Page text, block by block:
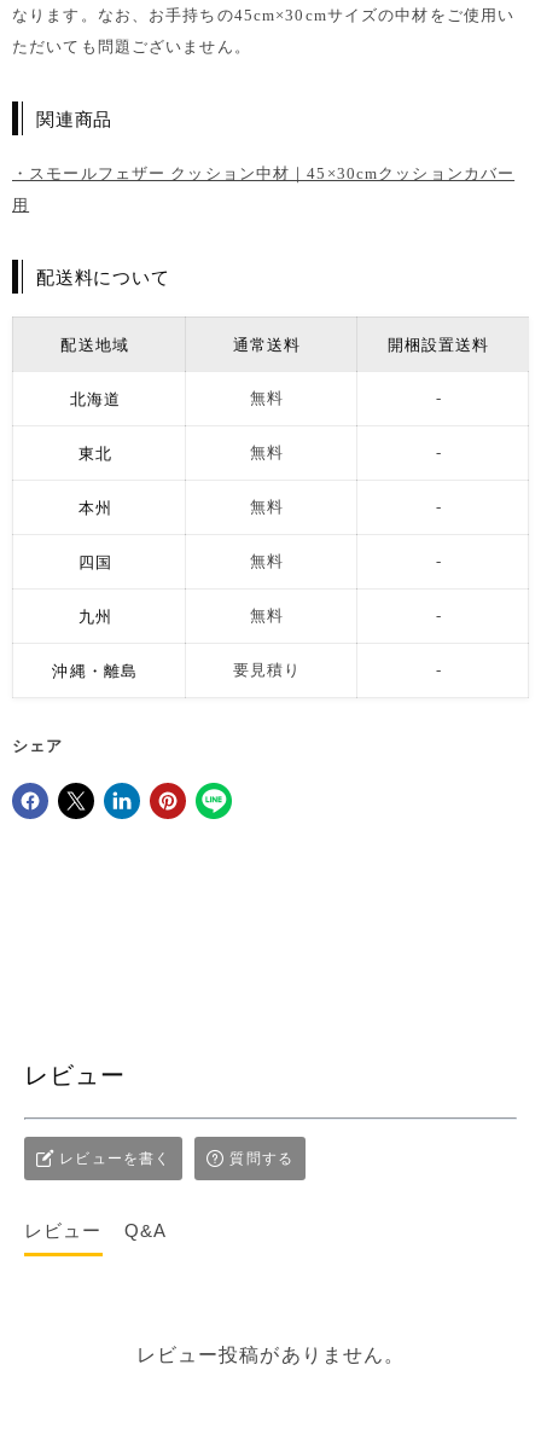
なります。なお、お手持ちの45cm×30cmサイズの中材をご使用い
ただいても問題ございません。
関連商品
・スモールフェザー クッション中材｜45×30cmクッションカバー
用
配送料について
配送地域 通常送料 開梱設置送料
北海道 無料 -
東北 無料 -
本州 無料 -
四国 無料 -
九州 無料 -
沖縄・離島 要見積り -
シェア
レビュー
レビューを書く 質問する
レビュー Q&A
レビュー投稿がありません。